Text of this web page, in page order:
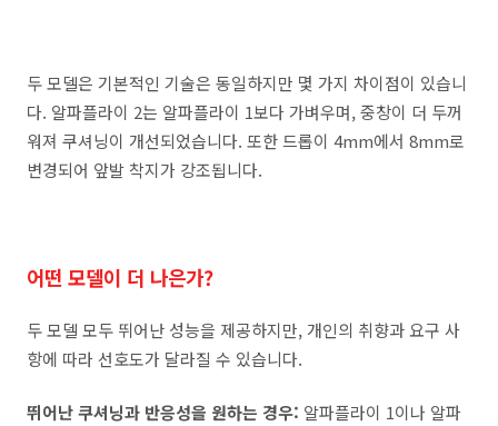
두 모델은 기본적인 기술은 동일하지만 몇 가지 차이점이 있습니
다. 알파플라이 2는 알파플라이 1보다 가벼우며, 중창이 더 두꺼
워져 쿠셔닝이 개선되었습니다. 또한 드롭이 4mm에서 8mm로
변경되어 앞발 착지가 강조됩니다.
어떤 모델이 더 나은가?
두 모델 모두 뛰어난 성능을 제공하지만, 개인의 취향과 요구 사
항에 따라 선호도가 달라질 수 있습니다.
뛰어난 쿠셔닝과 반응성을 원하는 경우: 알파플라이 1이나 알파